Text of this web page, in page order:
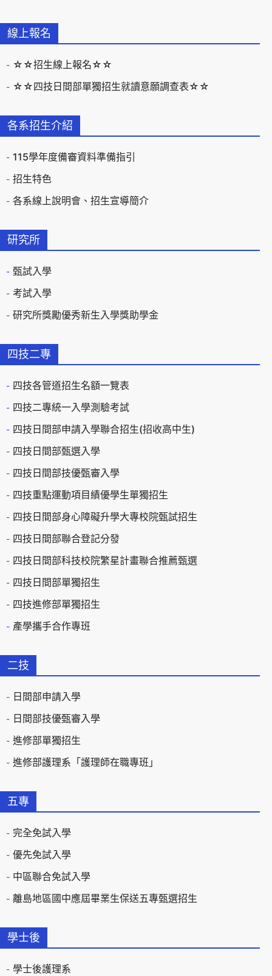
線上報名
☆☆招生線上報名☆☆
☆☆四技日間部單獨招生就讀意願調查表☆☆
各系招生介紹
115學年度備審資料準備指引
招生特色
各系線上說明會、招生宣導簡介
研究所
甄試入學
考試入學
研究所獎勵優秀新生入學獎助學金
四技二專
四技各管道招生名額一覽表
四技二專統一入學測驗考試
四技日間部申請入學聯合招生(招收高中生)
四技日間部甄選入學
四技日間部技優甄審入學
四技重點運動項目績優學生單獨招生
四技日間部身心障礙升學大專校院甄試招生
四技日間部聯合登記分發
四技日間部科技校院繁星計畫聯合推薦甄選
四技日間部單獨招生
四技進修部單獨招生
產學攜手合作專班
二技
日間部申請入學
日間部技優甄審入學
進修部單獨招生
進修部護理系「護理師在職專班」
五專
完全免試入學
優先免試入學
中區聯合免試入學
離島地區國中應屆畢業生保送五專甄選招生
學士後
學士後護理系